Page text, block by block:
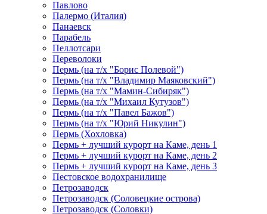
Павлово
Палермо (Италия)
Панаевск
Парабель
Пеллотсари
Переволоки
Пермь (на т/х "Борис Полевой")
Пермь (на т/х "Владимир Маяковский")
Пермь (на т/х "Мамин-Сибиряк")
Пермь (на т/х "Михаил Кутузов")
Пермь (на т/х "Павел Бажов")
Пермь (на т/х "Юрий Никулин")
Пермь (Хохловка)
Пермь + лучший курорт на Каме, день 1
Пермь + лучший курорт на Каме, день 2
Пермь + лучший курорт на Каме, день 3
Пестовское водохранилище
Петрозаводск
Петрозаводск (Соловецкие острова)
Петрозаводск (Соловки)